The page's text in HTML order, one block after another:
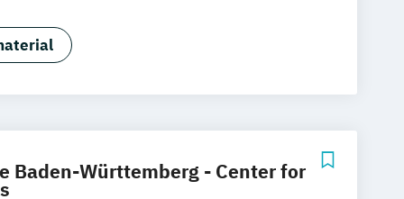
Baden-Württemberg - Center for